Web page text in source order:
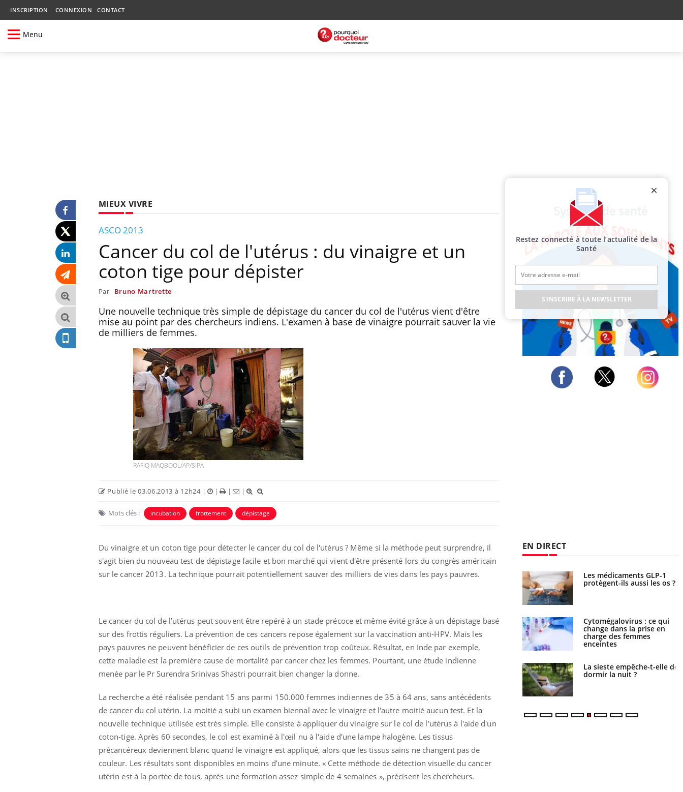
INSCRIPTION CONNEXION CONTACT
Menu
MIEUX VIVRE
ASCO 2013
Cancer du col de l'utérus : du vinaigre et un
coton tige pour dépister
Par Bruno Martrette
Une nouvelle technique très simple de dépistage du cancer du col de l'utérus vient d'être
mise au point par des chercheurs indiens. L'examen à base de vinaigre pourrait sauver la vie
de milliers de femmes.
RAFIQ MAQBOOL/AP/SIPA
Publié le 03.06.2013 à 12h24| | | |
Mots clés : incubation frottement dépistage
Du vinaigre et un coton tige pour détecter le cancer du col de l'utérus ? Même si la méthode peut surprendre, il
s'agit bien du nouveau test de dépistage facile et bon marché qui vient d'être présenté lors du congrès américain
sur le cancer 2013. La technique pourrait potentiellement sauver des milliers de vies dans les pays pauvres.
Le cancer du col de l’utérus peut souvent être repéré à un stade précoce et même évité grâce à un dépistage basé
sur des frottis réguliers. La prévention de ces cancers repose également sur la vaccination anti-HPV. Mais les
pays pauvres ne peuvent bénéficier de ces outils de prévention trop coûteux. Résultat, en Inde par exemple,
cette maladie est la première cause de mortalité par cancer chez les femmes. Pourtant, une étude indienne
menée par le Pr Surendra Srinivas Shastri pourrait bien changer la donne.
La recherche a été réalisée pendant 15 ans parmi 150.000 femmes indiennes de 35 à 64 ans, sans antécédents
de cancer du col utérin. La moitié a subi un examen biennal avec le vinaigre et l'autre moitié aucun test. Et la
nouvelle technique utilisée est très simple. Elle consiste à appliquer du vinaigre sur le col de l'utérus à l'aide d'un
coton-tige. Après 60 secondes, le col est examiné à l'œil nu à l'aide d'une lampe halogène. Les tissus
précancéreux deviennent blanc quand le vinaigre est appliqué, alors que les tissus sains ne changent pas de
couleur. Les résultats sont disponibles en moins d’une minute. « Cette méthode de détection visuelle du cancer
utérin est à la portée de tous, après une formation assez simple de 4 semaines », précisent les chercheurs.
EN DIRECT
Mortalité infantile : un
Grossesse à risque : ce jus
naturel attire l'attention
des chercheurs
Comment oublier les
écrans en vacances ?
Toujours connectés :
Cancer colorectal : une
stratégie simple aurait
changé la donne au Pays
basque
Chikungunya, dengue,
West Nile : que se passe-t-
il dans le sud de la France ?
Les médicaments GLP-1
protègent-ils aussi les os ?
Cytomégalovirus : ce qui
change dans la prise en
charge des femmes
enceintes
La sieste empêche-t-elle de
dormir la nuit ?
VIH : la fin du comprimé
tous les jours se profile-t-
elle enfin ?
Pourquoi votre ventre
gâche-t-il les premiers
jours de vos vacances ?
Fortes chaleurs : pourquoi
le risque de noyade
Restez connecté à toute l’actualité de la
Santé
S'INSCRIRE À LA NEWSLETTER